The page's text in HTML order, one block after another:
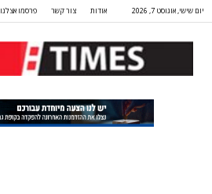
יום שישי, אוגוסט 7, 2026 אודות צור קשר פרסמו אצלנו